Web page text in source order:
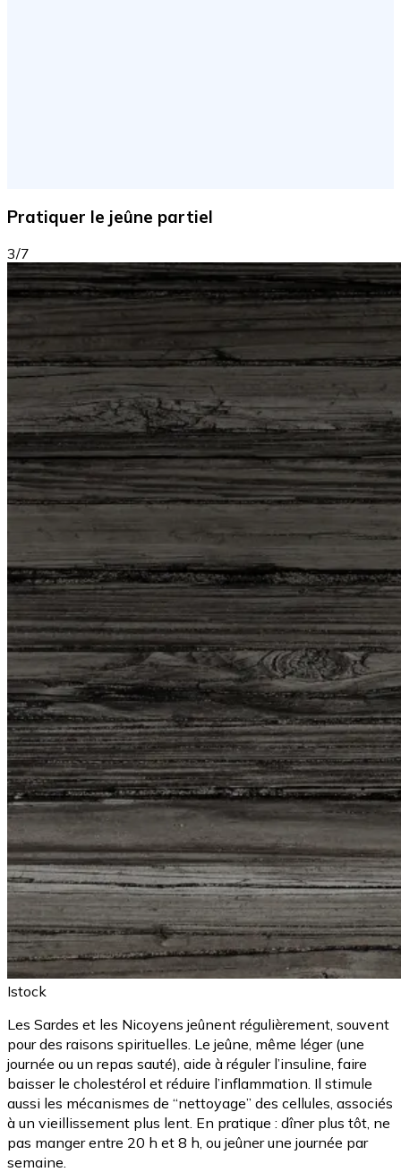
Pratiquer le jeûne partiel
3/7
Istock
Les Sardes et les Nicoyens jeûnent régulièrement, souvent
pour des raisons spirituelles. Le jeûne, même léger (une
journée ou un repas sauté), aide à réguler l’insuline, faire
baisser le cholestérol et réduire l’inflammation. Il stimule
aussi les mécanismes de “nettoyage” des cellules, associés
à un vieillissement plus lent. En pratique : dîner plus tôt, ne
pas manger entre 20 h et 8 h, ou jeûner une journée par
semaine.